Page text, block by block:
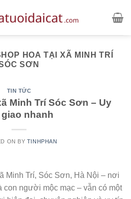
HOA TẠI XÃ MINH TRÍ
SƠN
TIN TỨC
Minh Trí Sóc Sơn – Uy
nhanh
ON BY TINHPHAN
Minh Trí, Sóc Sơn, Hà Nội – nơi
con người mộc mạc – vẫn có một